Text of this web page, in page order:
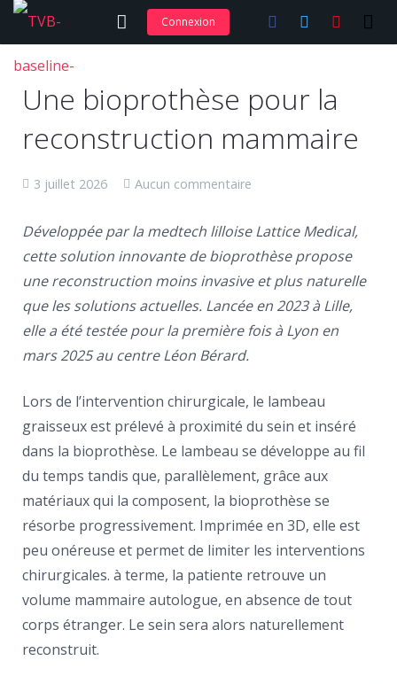
Adhérer et s’abonner
Nos articles
Nos actions
Nos formations
Contact
Connexion
Une bioprothèse pour la
reconstruction mammaire
3 juillet 2026 Aucun commentaire
Développée par la medtech lilloise Lattice Medical,
cette solution innovante de bioprothèse propose
une reconstruction moins invasive et plus naturelle
que les solutions actuelles. Lancée en 2023 à Lille,
elle a été testée pour la première fois à Lyon en
mars 2025 au centre Léon Bérard.
Lors de l’intervention chirurgicale, le lambeau
graisseux est prélevé à proximité du sein et inséré
dans la bioprothèse. Le lambeau se développe au fil
du temps tandis que, parallèlement, grâce aux
matériaux qui la composent, la bioprothèse se
résorbe progressivement. Imprimée en 3D, elle est
peu onéreuse et permet de limiter les interventions
chirurgicales. à terme, la patiente retrouve un
volume mammaire autologue, en absence de tout
corps étranger. Le sein sera alors naturellement
reconstruit.